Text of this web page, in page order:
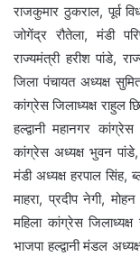
राजकुमार ठुकराल, पूर्व
जोगेंद्र रौतेला, मंडी
राज्यमंत्री हरीश पांडे,
जिला पंचायत अध्यक्ष
कांग्रेस जिलाध्यक्ष राहुल
हल्द्वानी महानगर
कांग्रेस अध्यक्ष भुवन
मंडी अध्यक्ष हरपाल सिंह,
माहरा, प्रदीप नेगी,
महिला कांग्रेस
भाजपा हल्द्वानी मंडल